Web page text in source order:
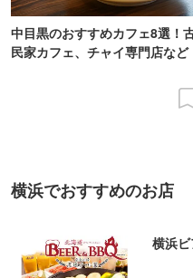
中目黒のおすすめカフェ8選！
民家カフェ、チャイ専門店など
横浜でおすすめのお店
横浜